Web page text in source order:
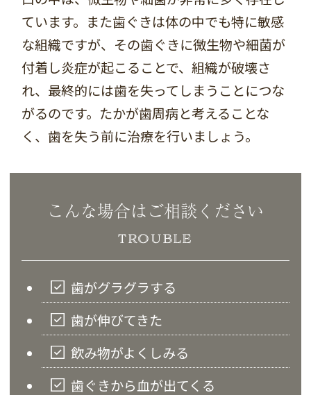
ています。また歯ぐきは体の中でも特に敏感
な組織ですが、その歯ぐきに微生物や細菌が
付着し炎症が起こることで、組織が破壊さ
れ、最終的には歯を失ってしまうことにつな
がるのです。たかが歯周病と考えることな
く、歯を失う前に治療を行いましょう。
こんな場合はご相談ください
TROUBLE
歯がグラグラする
歯が伸びてきた
飲み物がよくしみる
歯ぐきから血が出てくる